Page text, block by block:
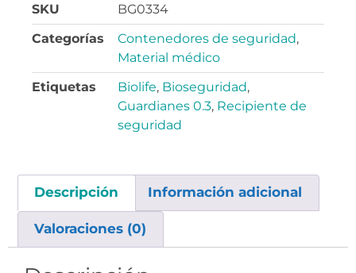
SKU
BG0334
Categorías
Contenedores de seguridad,
Material médico
Etiquetas
Biolife, Bioseguridad,
Guardianes 0.3, Recipiente de
seguridad
Descripción Información adicional
Valoraciones (0)